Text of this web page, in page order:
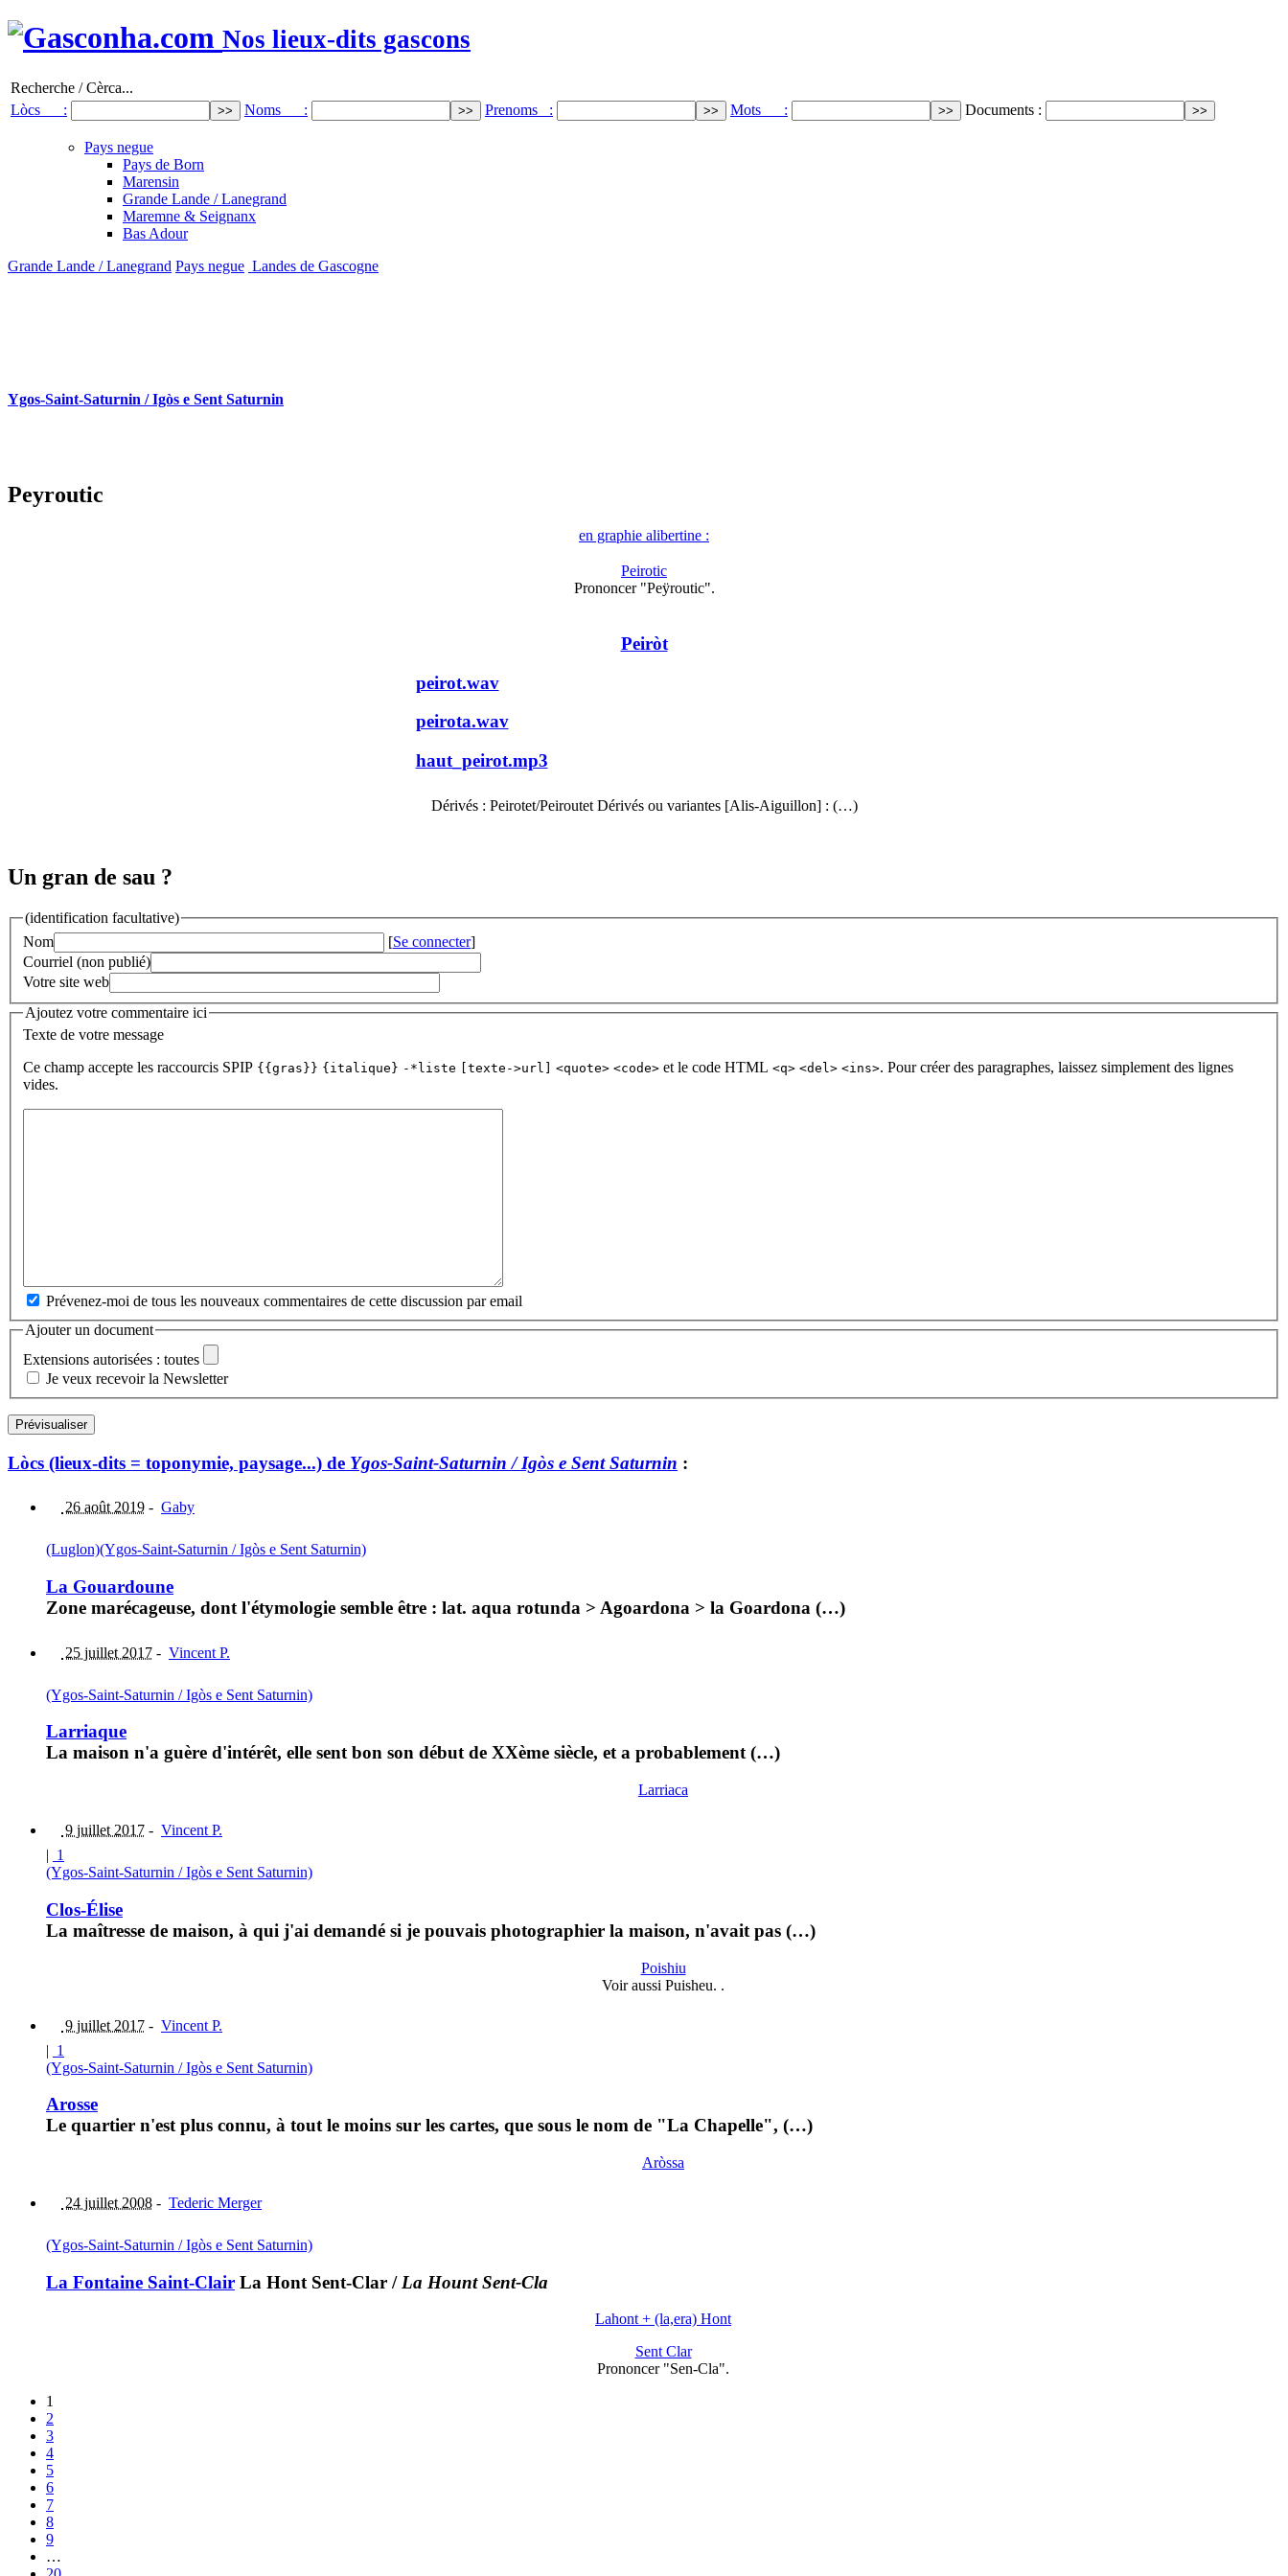
Nos lieux-dits gascons
Recherche / Cèrca...
Lòcs :
Noms : Prenoms : Mots : Documents :
Pays negue
Pays de Born
Marensin
Grande Lande / Lanegrand
Maremne & Seignanx
Bas Adour
Grande Lande / Lanegrand Pays negue Landes de Gascogne
Ygos-Saint-Saturnin / Igòs e Sent Saturnin
Peyroutic
en graphie alibertine :
Peirotic
Prononcer "Peÿroutic".
Peiròt
peirot.wav
peirota.wav
haut_peirot.mp3
Dérivés : Peirotet/Peiroutet Dérivés ou variantes [Alis-Aiguillon] : (…)
Un gran de sau ?
(identification facultative)
Nom
[Se connecter]
Courriel (non publié)
Votre site web
Ajoutez votre commentaire ici
Texte de votre message
Ce champ accepte les raccourcis SPIP {{gras}} {italique} -*liste [texte->url] <quote> <code> et le code HTML <q> <del> <ins>. Pour créer des paragraphes, laissez simplement des lignes
vides.
Prévenez-moi de tous les nouveaux commentaires de cette discussion par email
Ajouter un document
Extensions autorisées : toutes
Je veux recevoir la Newsletter
Lòcs (lieux-dits = toponymie, paysage...) de Ygos-Saint-Saturnin / Igòs e Sent Saturnin :
26 août 2019 - Gaby
(Luglon)(Ygos-Saint-Saturnin / Igòs e Sent Saturnin)
La Gouardoune
Zone marécageuse, dont l'étymologie semble être : lat. aqua rotunda > Agoardona > la Goardona (…)
25 juillet 2017 - Vincent P.
(Ygos-Saint-Saturnin / Igòs e Sent Saturnin)
Larriaque
La maison n'a guère d'intérêt, elle sent bon son début de XXème siècle, et a probablement (…)
Larriaca
9 juillet 2017 - Vincent P.
| 1
(Ygos-Saint-Saturnin / Igòs e Sent Saturnin)
Clos-Élise
La maîtresse de maison, à qui j'ai demandé si je pouvais photographier la maison, n'avait pas (…)
Poishiu
Voir aussi Puisheu. .
9 juillet 2017 - Vincent P.
| 1
(Ygos-Saint-Saturnin / Igòs e Sent Saturnin)
Arosse
Le quartier n'est plus connu, à tout le moins sur les cartes, que sous le nom de "La Chapelle", (…)
Aròssa
24 juillet 2008 - Tederic Merger
(Ygos-Saint-Saturnin / Igòs e Sent Saturnin)
La Fontaine Saint-Clair La Hont Sent-Clar / La Hount Sent-Cla
Lahont + (la,era) Hont
Sent Clar
Prononcer "Sen-Cla".
1
2
3
4
5
6
7
8
9
…